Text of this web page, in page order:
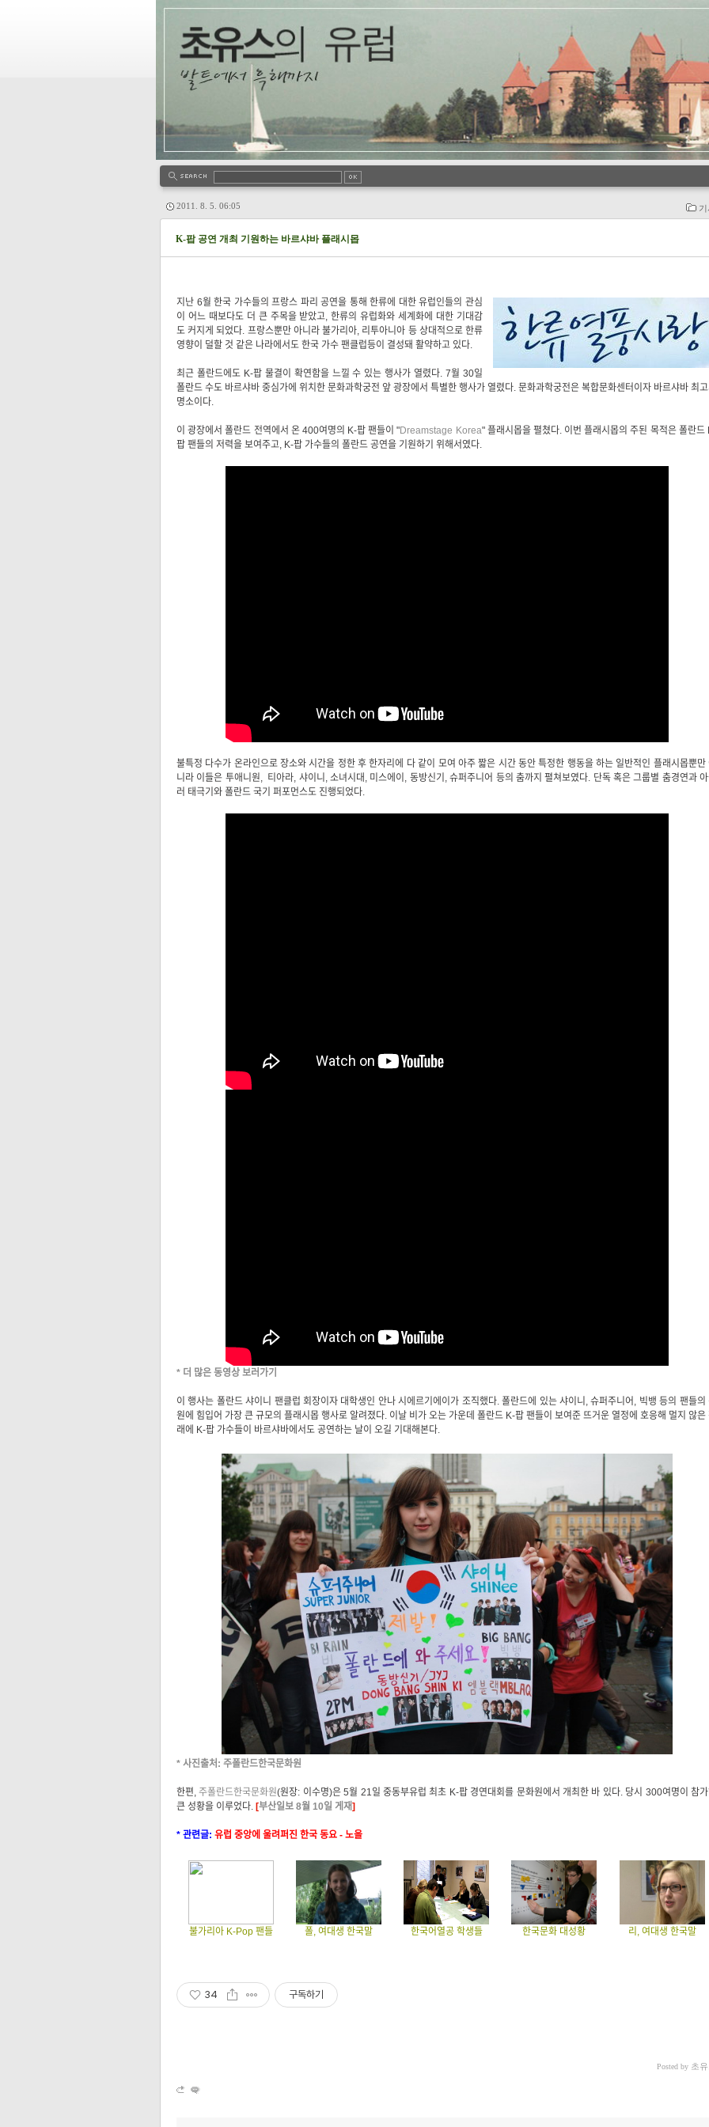
2011. 8. 5. 06:05
K-팝 공연 개최 기원하는 바르샤바 플래시몹
지난 6월 한국 가수들의 프랑스 파리 공연을 통해 한류에 대한 유럽인들의 관심
이 어느 때보다도 더 큰 주목을 받았고, 한류의 유럽화와 세계화에 대한 기대감
도 커지게 되었다. 프랑스뿐만 아니라 불가리아, 리투아니아 등 상대적으로 한류
영향이 덜할 것 같은 나라에서도 한국 가수 팬클럽등이 결성돼 활약하고 있다.
최근 폴란드에도 K-팝 물결이 확연함을 느낄 수 있는 행사가 열렸다. 7월 30일
폴란드 수도 바르샤바 중심가에 위치한 문화과학궁전 앞 광장에서 특별한 행사가 열렸다. 문화과학궁전은 복합문화센터이자 바르샤바 최
명소이다.
이 광장에서 폴란드 전역에서 온 400여명의 K-팝 팬들이 "Dreamstage Korea" 플래시몹을 펼쳤다. 이번 플래시몹의 주된 목적은 폴란드
팝 팬들의 저력을 보여주고, K-팝 가수들의 폴란드 공연을 기원하기 위해서였다.
불특정 다수가 온라인으로 장소와 시간을 정한 후 한자리에 다 같이 모여 아주 짧은 시간 동안 특정한 행동을 하는 일반적인 플래시몹뿐만
니라 이들은 투애니원, 티아라, 샤이니, 소녀시대, 미스에이, 동방신기, 슈퍼주니어 등의 춤까지 펼쳐보였다. 단독 혹은 그룹별 춤경연과
러 태극기와 폴란드 국기 퍼포먼스도 진행되었다.
* 더 많은 동영상 보러가기
이 행사는 폴란드 샤이니 팬클럽 회장이자 대학생인 안나 시에르기에이가 조직했다. 폴란드에 있는 샤이니, 슈퍼주니어, 빅뱅 등의 팬들의
원에 힘입어 가장 큰 규모의 플래시몹 행사로 알려졌다. 이날 비가 오는 가운데 폴란드 K-팝 팬들이 보여준 뜨거운 열정에 호응해 멀지 않은
래에 K-팝 가수들이 바르샤바에서도 공연하는 날이 오길 기대해본다.
* 사진출처: 주폴란드한국문화원
한편,주폴란드한국문화원(원장: 이수명)은 5월 21일 중동부유럽 최초 K-팝 경연대회를 문화원에서 개최한 바 있다. 당시 300여명이 참
큰 성황을 이루었다. [부산일보 8월 10일 게재]
* 관련글: 유럽 중앙에 울려퍼진 한국 동요 - 노을
불가리아 K-Pop 팬들 폴, 여대생 한국말 한국어열공 학생들 한국문화 대성황 리, 여대생 한국말
34 구독하기
Posted by 초